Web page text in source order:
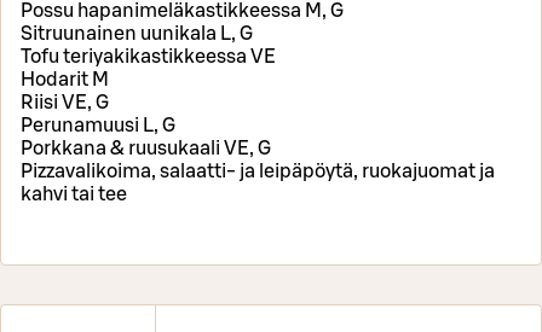
Possu hapanimeläkastikkeessa M, G
Sitruunainen uunikala L, G
Tofu teriyakikastikkeessa VE
Hodarit M
Riisi VE, G
Perunamuusi L, G
Porkkana & ruusukaali VE, G
Pizzavalikoima, salaatti- ja leipäpöytä, ruokajuomat ja
kahvi tai tee